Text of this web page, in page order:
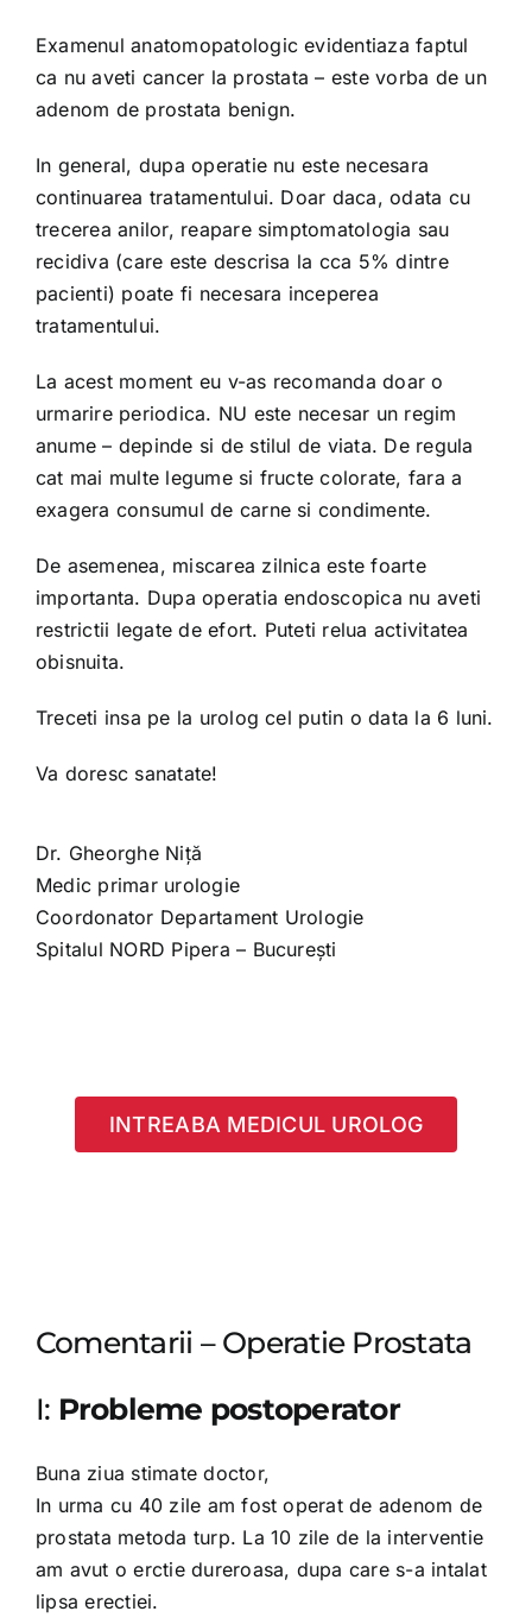
Examenul anatomopatologic evidentiaza faptul
ca nu aveti cancer la prostata – este vorba de un
adenom de prostata benign.
In general, dupa operatie nu este necesara
continuarea tratamentului. Doar daca, odata cu
trecerea anilor, reapare simptomatologia sau
recidiva (care este descrisa la cca 5% dintre
pacienti) poate fi necesara inceperea
tratamentului.
La acest moment eu v-as recomanda doar o
urmarire periodica. NU este necesar un regim
anume – depinde si de stilul de viata. De regula
cat mai multe legume si fructe colorate, fara a
exagera consumul de carne si condimente.
De asemenea, miscarea zilnica este foarte
importanta. Dupa operatia endoscopica nu aveti
restrictii legate de efort. Puteti relua activitatea
obisnuita.
Treceti insa pe la urolog cel putin o data la 6 luni.
Va doresc sanatate!
Dr. Gheorghe Niță
Medic primar urologie
Coordonator Departament Urologie
Spitalul NORD Pipera – București
INTREABA MEDICUL UROLOG
Comentarii – Operatie Prostata
I: Probleme postoperator
Buna ziua stimate doctor,
In urma cu 40 zile am fost operat de adenom de
prostata metoda turp. La 10 zile de la interventie
am avut o erctie dureroasa, dupa care s-a intalat
lipsa erectiei.